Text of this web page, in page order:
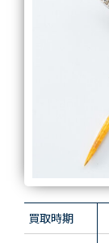
買取時期